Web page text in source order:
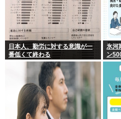
日本人、勤労に対する意識が一
番低くて終わる
氷河
ン
円80
代